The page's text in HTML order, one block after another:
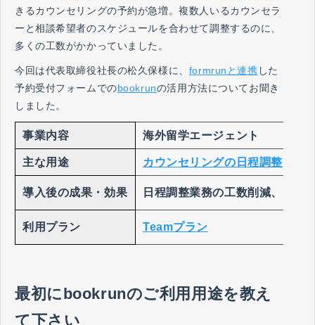
きるカウンセリングの予約が急増。複数人いるカウンセラ
ーと相談希望者のスケジュールを合わせて調整するのに、
多くの工数がかかっていました。
今回は代表取締役社長の松久保様に、 formrunと連携 した
予約受付フォームでのbookrunの活用方法についてお聞き
しました。
事業内容 海外留学エージェント
主な用途 カウンセリングの日程調整
導入後の成果・効果 日程調整業務の工数削減、開発
利用プラン Teamプラン
最初にbookrunのご利用用途を教え
て下さい